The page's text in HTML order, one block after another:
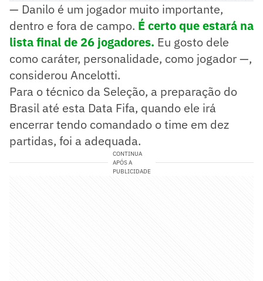
— Danilo é um jogador muito importante,
dentro e fora de campo. É certo que estará na
lista final de 26 jogadores. Eu gosto dele
como caráter, personalidade, como jogador —,
considerou Ancelotti.
Para o técnico da Seleção, a preparação do
Brasil até esta Data Fifa, quando ele irá
encerrar tendo comandado o time em dez
partidas, foi a adequada.
CONTINUA
APÓS A
PUBLICIDADE